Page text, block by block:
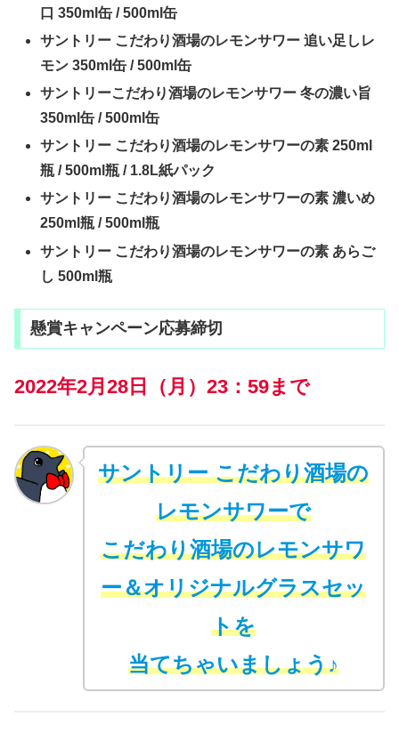
口 350ml缶 / 500ml缶
サントリー こだわり酒場のレモンサワー 追い足しレ
モン 350ml缶 / 500ml缶
サントリーこだわり酒場のレモンサワー 冬の濃い旨
350ml缶 / 500ml缶
サントリー こだわり酒場のレモンサワーの素 250ml
瓶 / 500ml瓶 / 1.8L紙パック
サントリー こだわり酒場のレモンサワーの素 濃いめ
250ml瓶 / 500ml瓶
サントリー こだわり酒場のレモンサワーの素 あらご
し 500ml瓶
懸賞キャンペーン応募締切
2022年2月28日（月）23：59まで
サントリー こだわり酒場の
レモンサワーで
こだわり酒場のレモンサワ
ー＆オリジナルグラスセッ
トを
当てちゃいましょう♪